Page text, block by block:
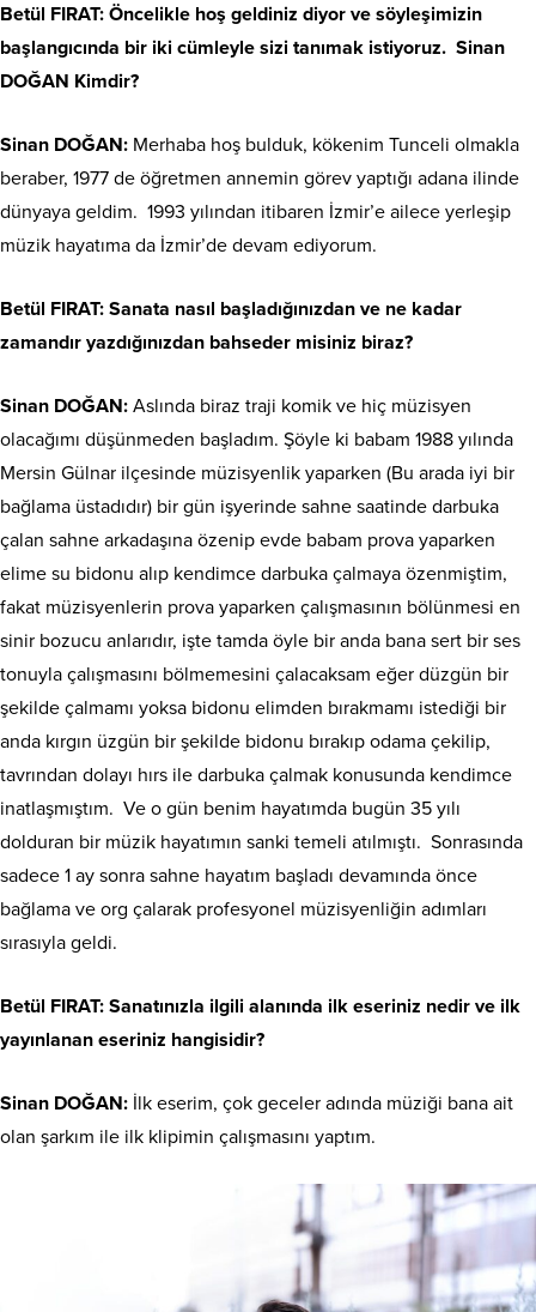
Betül FIRAT: Öncelikle hoş geldiniz diyor ve söyleşimizin
başlangıcında bir iki cümleyle sizi tanımak istiyoruz. Sinan
DOĞAN Kimdir?
Sinan DOĞAN: Merhaba hoş bulduk, kökenim Tunceli olmakla
beraber, 1977 de öğretmen annemin görev yaptığı adana ilinde
dünyaya geldim. 1993 yılından itibaren İzmir’e ailece yerleşip
müzik hayatıma da İzmir’de devam ediyorum.
Betül FIRAT: Sanata nasıl başladığınızdan ve ne kadar
zamandır yazdığınızdan bahseder misiniz biraz?
Sinan DOĞAN: Aslında biraz traji komik ve hiç müzisyen
olacağımı düşünmeden başladım. Şöyle ki babam 1988 yılında
Mersin Gülnar ilçesinde müzisyenlik yaparken (Bu arada iyi bir
bağlama üstadıdır) bir gün işyerinde sahne saatinde darbuka
çalan sahne arkadaşına özenip evde babam prova yaparken
elime su bidonu alıp kendimce darbuka çalmaya özenmiştim,
fakat müzisyenlerin prova yaparken çalışmasının bölünmesi en
sinir bozucu anlarıdır, işte tamda öyle bir anda bana sert bir ses
tonuyla çalışmasını bölmemesini çalacaksam eğer düzgün bir
şekilde çalmamı yoksa bidonu elimden bırakmamı istediği bir
anda kırgın üzgün bir şekilde bidonu bırakıp odama çekilip,
tavrından dolayı hırs ile darbuka çalmak konusunda kendimce
inatlaşmıştım. Ve o gün benim hayatımda bugün 35 yılı
dolduran bir müzik hayatımın sanki temeli atılmıştı. Sonrasında
sadece 1 ay sonra sahne hayatım başladı devamında önce
bağlama ve org çalarak profesyonel müzisyenliğin adımları
sırasıyla geldi.
Betül FIRAT: Sanatınızla ilgili alanında ilk eseriniz nedir ve ilk
yayınlanan eseriniz hangisidir?
Sinan DOĞAN: İlk eserim, çok geceler adında müziği bana ait
olan şarkım ile ilk klipimin çalışmasını yaptım.